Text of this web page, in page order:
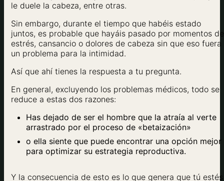
le duele la cabeza, entre otras.
Sin embargo, durante el tiempo que habéis estado
juntos, es probable que hayáis pasado por momentos de
estrés, cansancio o dolores de cabeza sin que eso fuera
un problema para la intimidad.
Así que ahí tienes la respuesta a tu pregunta.
En general, excluyendo los problemas médicos, todo se
reduce a estas dos razones:
Has dejado de ser el hombre que la atraía al verte
arrastrado por el proceso de «betaización»
o ella siente que puede encontrar una opción mejor
para optimizar su estrategia reproductiva.
Y la consecuencia de esto es lo que genera que tú estés